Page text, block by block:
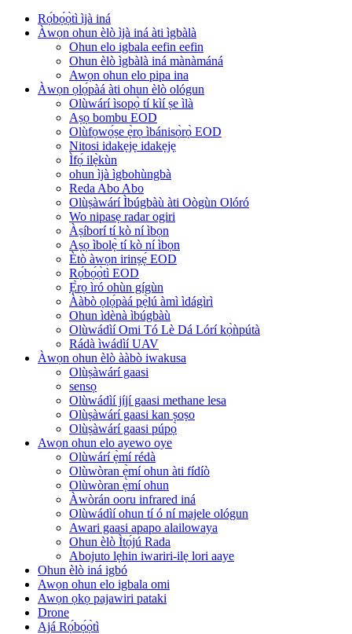
Rọ́bọ́ọ̀tì ìjà iná
Àwọn ohun èlò ìjà iná àti ìgbàlà
Ohun elo igbala eefin eefin
Ohun èlò ìgbàlà iná mànàmáná
Awọn ohun elo pipa ina
Àwọn ọlọ́pàá àti ohun èlò ológun
Olùwárí ìsopọ̀ tí kìí ṣe ìlà
Aṣọ bombu EOD
Olùfọwọ́ṣe ẹ̀rọ ìbánisọ̀rọ̀ EOD
Nitosi idakẹjẹ idakẹjẹ
Ìfọ́ ilẹ̀kùn
ohun ìjà ìgbohùngbà
Reda Abo Abo
Olùṣàwárí Ìbúgbàù àti Oògùn Olóró
Wo nipasẹ radar ogiri
Àṣíborí tí kò ní ìbọn
Aṣọ ìbolẹ̀ tí kò ní ìbọn
Ètò àwọn irinṣẹ́ EOD
Rọ́bọ́ọ̀tì EOD
Ẹ̀rọ ìró ohùn gígùn
Ààbò ọlọ́pàá pẹ̀lú àmì ìdágìrì
Ohun ìdènà ìbúgbàù
Olùwádìí Omi Tó Lè Dá Lórí kọ̀ǹpútà
Rádà ìwádìí UAV
Àwọn ohun èlò ààbò iwakusa
Olùṣàwárí gaasi
sensọ
Olùwádìí jíjí gaasi methane lesa
Olùṣàwárí gaasi kan ṣoṣo
Olùṣàwárí gaasi púpọ̀
Awọn ohun elo ayewo oye
Olùwárí ẹ̀mí rédà
Olùwòran ẹ̀mí ohun àti fídíò
Olùwòran ẹ̀mí ohun
Àwòrán ooru infrared iná
Olùwádìí ohun tí ó ní majele ológun
Awari gaasi apapo alailowaya
Ohun èlò Ìtọ́jú Rada
Abojuto lẹhin iwariri-ilẹ lori aaye
Ohun èlò iná igbó
Awọn ohun elo igbala omi
Awọn ọkọ pajawiri pataki
Drone
Ajá Rọ́bọ́ọ̀tì